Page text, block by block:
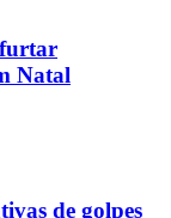
Natal
de golpes